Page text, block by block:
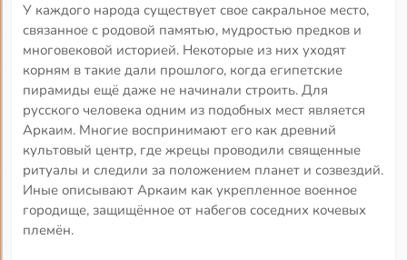
У каждого народа существует свое сакральное место,
связанное с родовой памятью, мудростью предков и
многовековой историей. Некоторые из них уходят
корням в такие дали прошлого, когда египетские
пирамиды ещё даже не начинали строить. Для
русского человека одним из подобных мест является
Аркаим. Многие воспринимают его как древний
культовый центр, где жрецы проводили священные
ритуалы и следили за положением планет и созвездий.
Иные описывают Аркаим как укрепленное военное
городище, защищённое от набегов соседних кочевых
племён.